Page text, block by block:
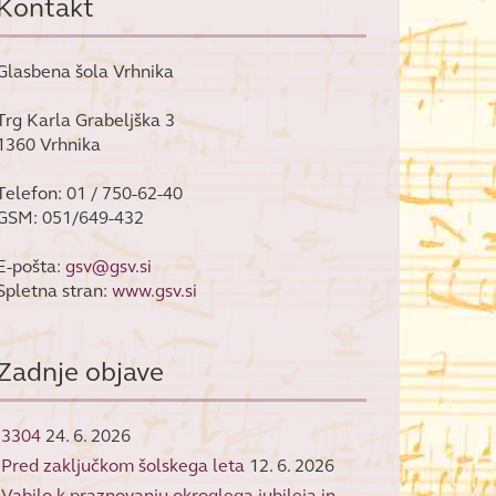
šola Vrhnika
Karla Grabeljška 3
Vrhnika
01 / 750-62-40
051/649-432
pošta: gsv@gsv.si
stran: www.gsv.si
objave
3304 24. 6. 2026
Pred zaključkom šolskega leta 12. 6. 2026